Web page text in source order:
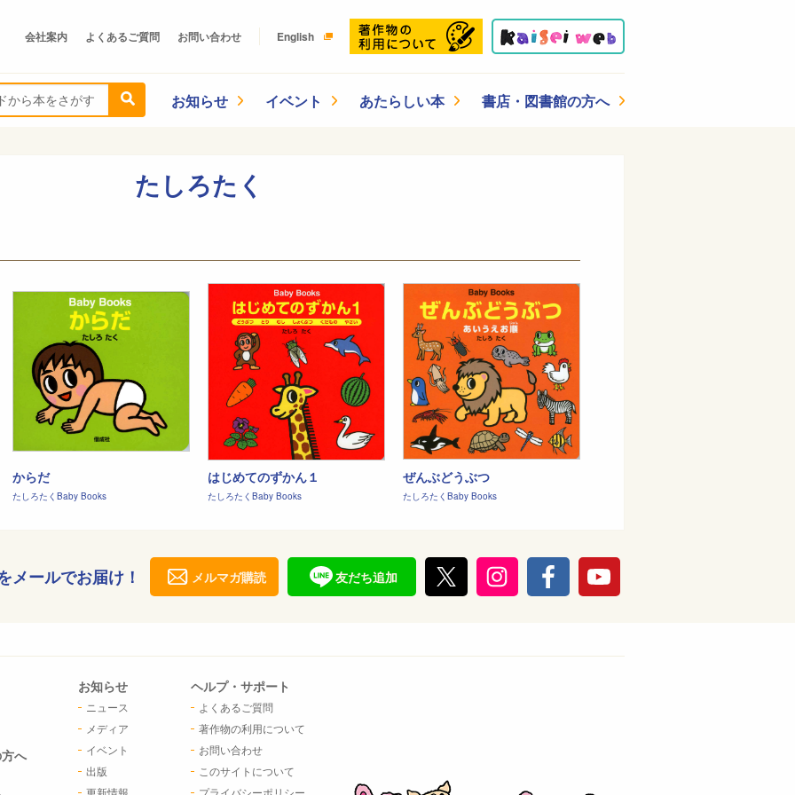
会社案内 よくあるご質問 お問い合わせ English
お知らせ イベント あたらしい本 書店・図書館の方へ
たしろたく
からだ
たしろたくBaby Books
はじめてのずかん１
たしろたくBaby Books
ぜんぶどうぶつ
たしろたくBaby Books
メールでお届け！ メルマガ購読 友だち追加
へ
お知らせ
ニュース
メディア
イベント
出版
更新情報
ヘルプ・サポート
よくあるご質問
著作物の利用について
お問い合わせ
このサイトについて
プライバシーポリシー